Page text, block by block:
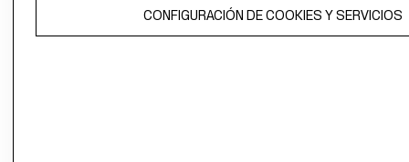
El contenido de esta página web está protegido por copyright y es
propiedad de H&M Hennes & Mauritz AB.CONFIGURACIÓN DE COOKIES Y SERVICIOS